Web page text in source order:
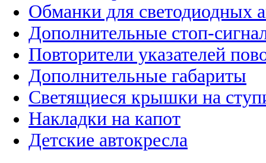
Обманки для светодиодных
Дополнительные стоп-
Повторители указателей
Дополнительные габариты
Светящиеся крышки на
Накладки на капот
Детские автокресла